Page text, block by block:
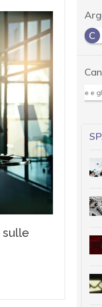
A
C
news in tempo reale e